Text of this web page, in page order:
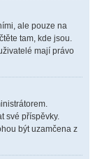
ale pouze na
tam, kde jsou.
mají právo
své příspěvky.
být uzamčena z